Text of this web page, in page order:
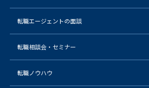
転職エージェントの面談
転職相談会・セミナー
転職ノウハウ